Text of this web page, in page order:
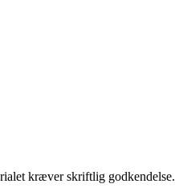
kræver skriftlig godkendelse.